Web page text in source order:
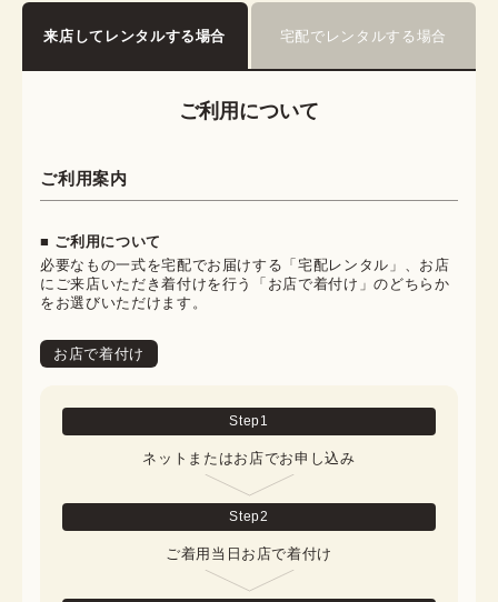
来店してレンタルする場合 宅配でレンタルする場合
ご利用について
ご利用案内
■ ご利用について
必要なもの一式を宅配でお届けする「宅配レンタル」、お店
にご来店いただき着付けを行う「お店で着付け」のどちらか
をお選びいただけます。
お店で着付け
Step1
ネットまたはお店でお申し込み
Step2
ご着用当日お店で着付け